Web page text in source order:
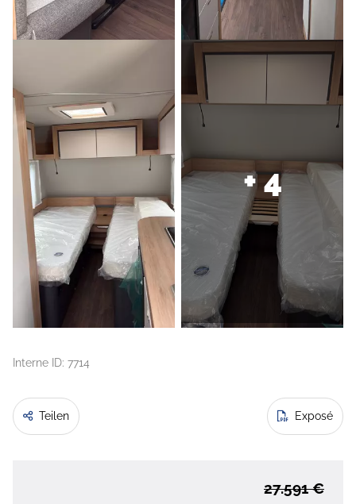
+ 4
Interne ID: 7714
Teilen Exposé
27.591 €